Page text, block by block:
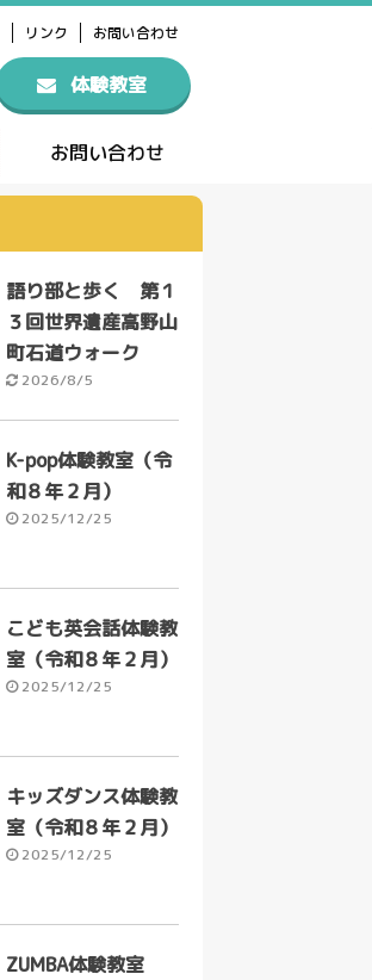
リンク お問い合わせ
体験教室
お問い合わせ
語り部と歩く 第１
３回世界遺産高野山
町石道ウォーク
2026/8/5
K-pop体験教室（令
和８年２月）
2025/12/25
こども英会話体験教
室（令和８年２月）
2025/12/25
キッズダンス体験教
室（令和８年２月）
2025/12/25
ZUMBA体験教室